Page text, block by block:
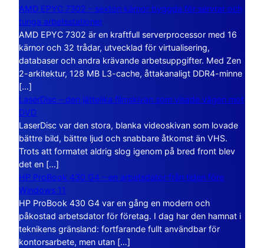
AMD EPYC 7302 – sexton kärnor byggda för servrar och
tunga arbetsstationer
AMD EPYC 7302 är en kraftfull serverprocessor med 16
kärnor och 32 trådar, utvecklad för virtualisering,
databaser och andra krävande arbetsuppgifter. Med Zen
2-arkitektur, 128 MB L3-cache, åttakanaligt DDR4-minne
[…]
LaserDisc – den jättelika filmskivan som visade vägen mot
DVD
LaserDisc var den stora, blanka videoskivan som lovade
bättre bild, bättre ljud och snabbare åtkomst än VHS.
Trots att formatet aldrig slog igenom på bred front blev
det en […]
HP ProBook 430 G4 – en arbetsdator från tiden före
Windows 11
HP ProBook 430 G4 var en gång en modern och
påkostad arbetsdator för företag. I dag har den hamnat i
teknikens gränsland: fortfarande fullt användbar för
kontorsarbete, men utan […]